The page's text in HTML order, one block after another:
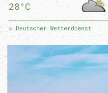
28°C
© Deutscher Wetterdienst